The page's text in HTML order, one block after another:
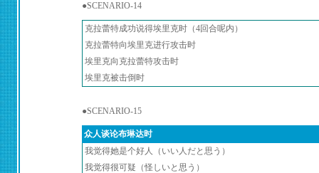
●SCENARIO-14
克拉蕾特成功说得埃里克时（4回合呢内）
克拉蕾特向埃里克进行攻击时
埃里克向克拉蕾特攻击时
埃里克被击倒时
●SCENARIO-15
众人谈论布琳达时
我觉得她是个好人（いい人だと思う）
我觉得很可疑（怪しいと思う）